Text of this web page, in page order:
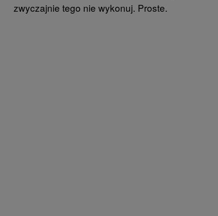
zwyczajnie tego nie wykonuj. Proste.